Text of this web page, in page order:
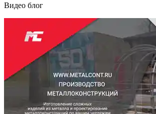
Видео блог